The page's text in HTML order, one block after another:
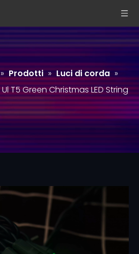
» Prodotti » Luci di corda »
Ul T5 Green Christmas LED String